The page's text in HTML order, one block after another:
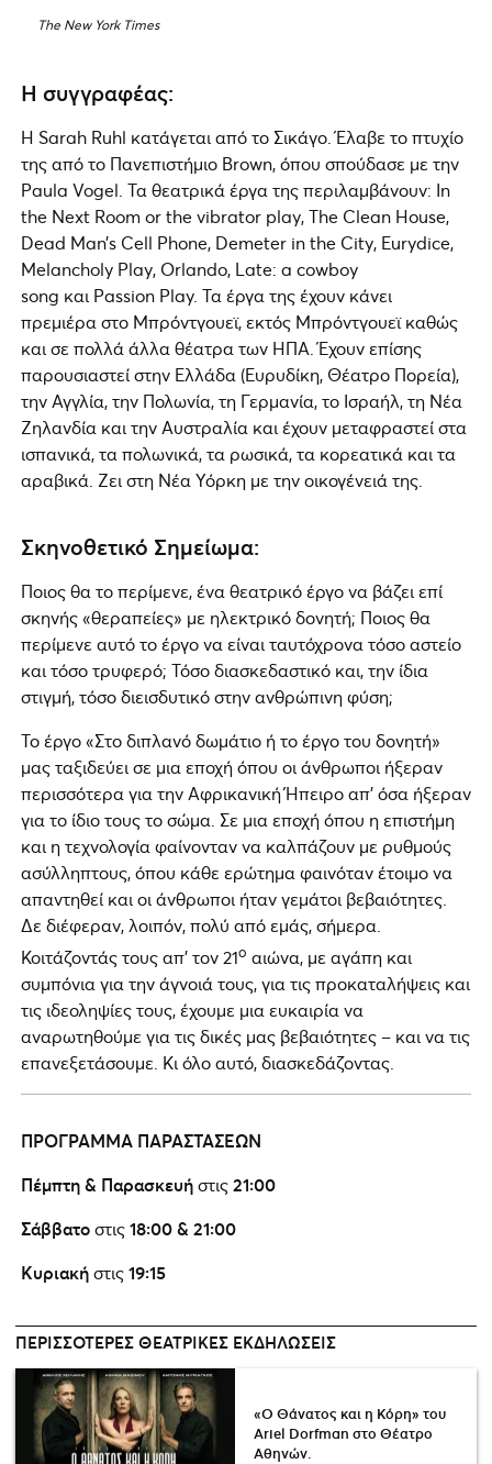
The New York Times
Η συγγραφέας:
Η Sarah Ruhl κατάγεται από το Σικάγο. Έλαβε το πτυχίο
της από το Πανεπιστήμιο Brown, όπου σπούδασε με την
Paula Vogel. Τα θεατρικά έργα της περιλαμβάνουν: In
the Next Room or the vibrator play, The Clean House,
Dead Man’s Cell Phone, Demeter in the City, Eurydice,
Melancholy Play, Orlando, Late: a cowboy
song και Passion Play. Τα έργα της έχουν κάνει
πρεμιέρα στο Μπρόντγουεϊ, εκτός Μπρόντγουεϊ καθώς
και σε πολλά άλλα θέατρα των ΗΠΑ. Έχουν επίσης
παρουσιαστεί στην Ελλάδα (Ευρυδίκη, Θέατρο Πορεία),
την Αγγλία, την Πολωνία, τη Γερμανία, το Ισραήλ, τη Νέα
Ζηλανδία και την Αυστραλία και έχουν μεταφραστεί στα
ισπανικά, τα πολωνικά, τα ρωσικά, τα κορεατικά και τα
αραβικά. Ζει στη Νέα Υόρκη με την οικογένειά της.
Σκηνοθετικό Σημείωμα:
Ποιος θα το περίμενε, ένα θεατρικό έργο να βάζει επί
σκηνής «θεραπείες» με ηλεκτρικό δονητή; Ποιος θα
περίμενε αυτό το έργο να είναι ταυτόχρονα τόσο αστείο
και τόσο τρυφερό; Τόσο διασκεδαστικό και, την ίδια
στιγμή, τόσο διεισδυτικό στην ανθρώπινη φύση;
Το έργο «Στο διπλανό δωμάτιο ή το έργο του δονητή»
μας ταξιδεύει σε μια εποχή όπου οι άνθρωποι ήξεραν
περισσότερα για την Αφρικανική Ήπειρο απ’ όσα ήξεραν
για το ίδιο τους το σώμα. Σε μια εποχή όπου η επιστήμη
και η τεχνολογία φαίνονταν να καλπάζουν με ρυθμούς
ασύλληπτους, όπου κάθε ερώτημα φαινόταν έτοιμο να
απαντηθεί και οι άνθρωποι ήταν γεμάτοι βεβαιότητες.
Δε διέφεραν, λοιπόν, πολύ από εμάς, σήμερα.
Κοιτάζοντάς τους απ’ τον 21ο αιώνα, με αγάπη και
συμπόνια για την άγνοιά τους, για τις προκαταλήψεις και
τις ιδεοληψίες τους, έχουμε μια ευκαιρία να
αναρωτηθούμε για τις δικές μας βεβαιότητες – και να τις
επανεξετάσουμε. Κι όλο αυτό, διασκεδάζοντας.
ΠΡΟΓΡΑΜΜΑ ΠΑΡΑΣΤΑΣΕΩΝ
Πέμπτη & Παρασκευήστις21:00
Σάββατοστις18:00 & 21:00
Κυριακήστις19:15
ΠΕΡΙΣΣΌΤΕΡΕΣ ΘΕΑΤΡΙΚΈΣ ΕΚΔΗΛΏΣΕΙΣ
«Ο Θάνατος και η Κόρη» του
Ariel Dorfman στο Θέατρο
Αθηνών.